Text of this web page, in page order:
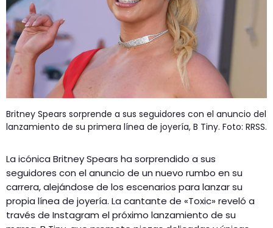
CONTACTO
Britney Spears sorprende a sus seguidores con el anuncio del
lanzamiento de su primera línea de joyería, B Tiny. Foto: RRSS.
La icónica Britney Spears ha sorprendido a sus
seguidores con el anuncio de un nuevo rumbo en su
carrera, alejándose de los escenarios para lanzar su
propia línea de joyería. La cantante de «Toxic» reveló a
través de Instagram el próximo lanzamiento de su